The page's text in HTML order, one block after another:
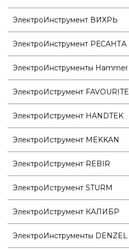
ЭлектроИнструмент ВИХРЬ
ЭлектроИнструмент РЕСАНТА
ЭлектроИнструменты Hammer
ЭлектроИструмент FAVOURITE
ЭлектроИструмент HANDTEK
ЭлектроИструмент MEKKAN
ЭлектроИструмент REBIR
ЭлектроИструмент STURM
ЭлектроИструмент КАЛИБР
ЭлектроИнструменты DENZEL